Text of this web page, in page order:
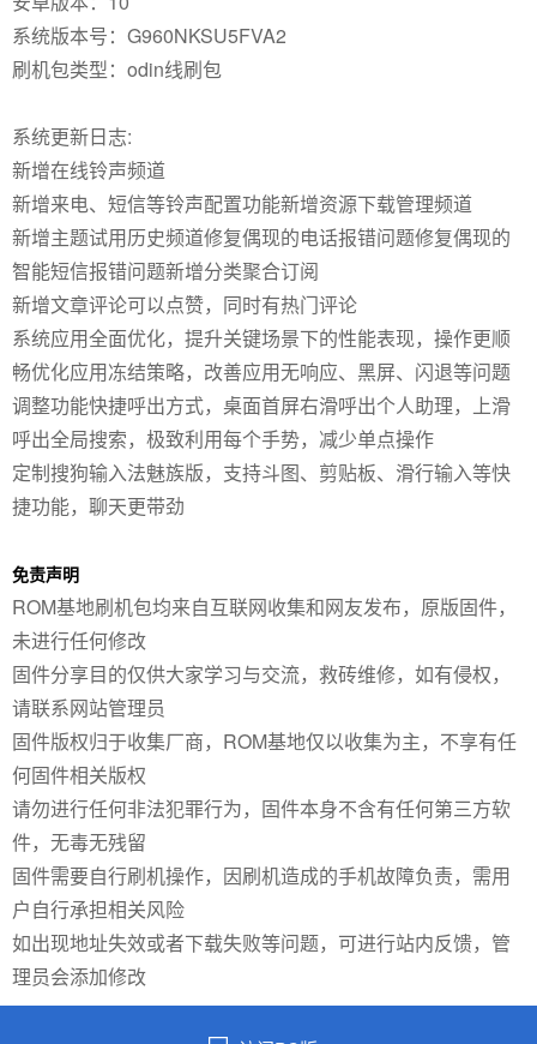
系统版本号：G960NKSU5FVA2
刷机包类型：odin线刷包
系统更新日志:
新增在线铃声频道
新增来电、短信等铃声配置功能新增资源下载管理频道
新增主题试用历史频道修复偶现的电话报错问题修复偶现的
智能短信报错问题新增分类聚合订阅
新增文章评论可以点赞，同时有热门评论
系统应用全面优化，提升关键场景下的性能表现，操作更顺
畅优化应用冻结策略，改善应用无响应、黑屏、闪退等问题
调整功能快捷呼出方式，桌面首屏右滑呼出个人助理，上滑
呼出全局搜索，极致利用每个手势，减少单点操作
定制搜狗输入法魅族版，支持斗图、剪贴板、滑行输入等快
捷功能，聊天更带劲
免责声明
ROM基地刷机包均来自互联网收集和网友发布，原版固件，
未进行任何修改
固件分享目的仅供大家学习与交流，救砖维修，如有侵权，
请联系网站管理员
固件版权归于收集厂商，ROM基地仅以收集为主，不享有任
何固件相关版权
请勿进行任何非法犯罪行为，固件本身不含有任何第三方软
件，无毒无残留
固件需要自行刷机操作，因刷机造成的手机故障负责，需用
户自行承担相关风险
如出现地址失效或者下载失败等问题，可进行站内反馈，管
理员会添加修改